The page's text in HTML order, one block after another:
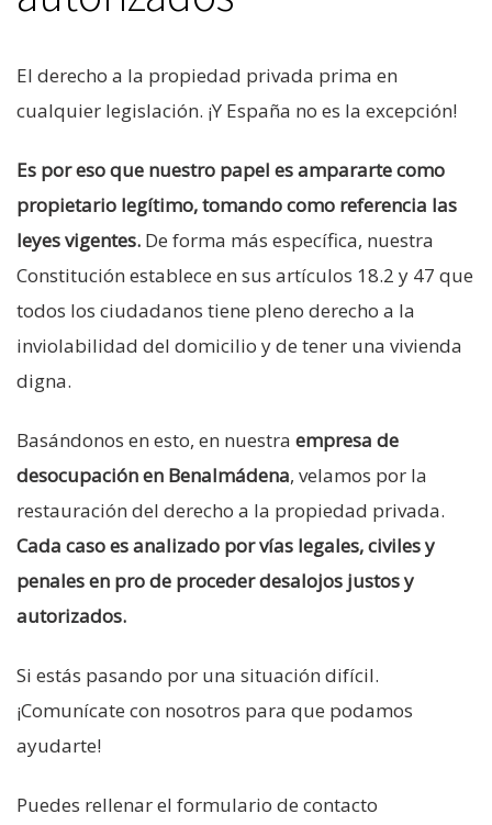
El derecho a la propiedad privada prima en
cualquier legislación. ¡Y España no es la excepción!
Es por eso que nuestro papel es ampararte como
propietario legítimo, tomando como referencia las
leyes vigentes. De forma más específica, nuestra
Constitución establece en sus artículos 18.2 y 47 que
todos los ciudadanos tiene pleno derecho a la
inviolabilidad del domicilio y de tener una vivienda
digna.
Basándonos en esto, en nuestra empresa de
desocupación en Benalmádena, velamos por la
restauración del derecho a la propiedad privada.
Cada caso es analizado por vías legales, civiles y
penales en pro de proceder desalojos justos y
autorizados.
Si estás pasando por una situación difícil.
¡Comunícate con nosotros para que podamos
ayudarte!
Puedes rellenar el formulario de contacto